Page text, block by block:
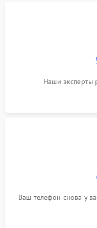
Наши эксперты
Ваш телефон снова у